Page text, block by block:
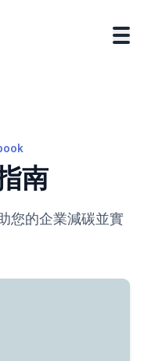
南
您的企業減碳並實